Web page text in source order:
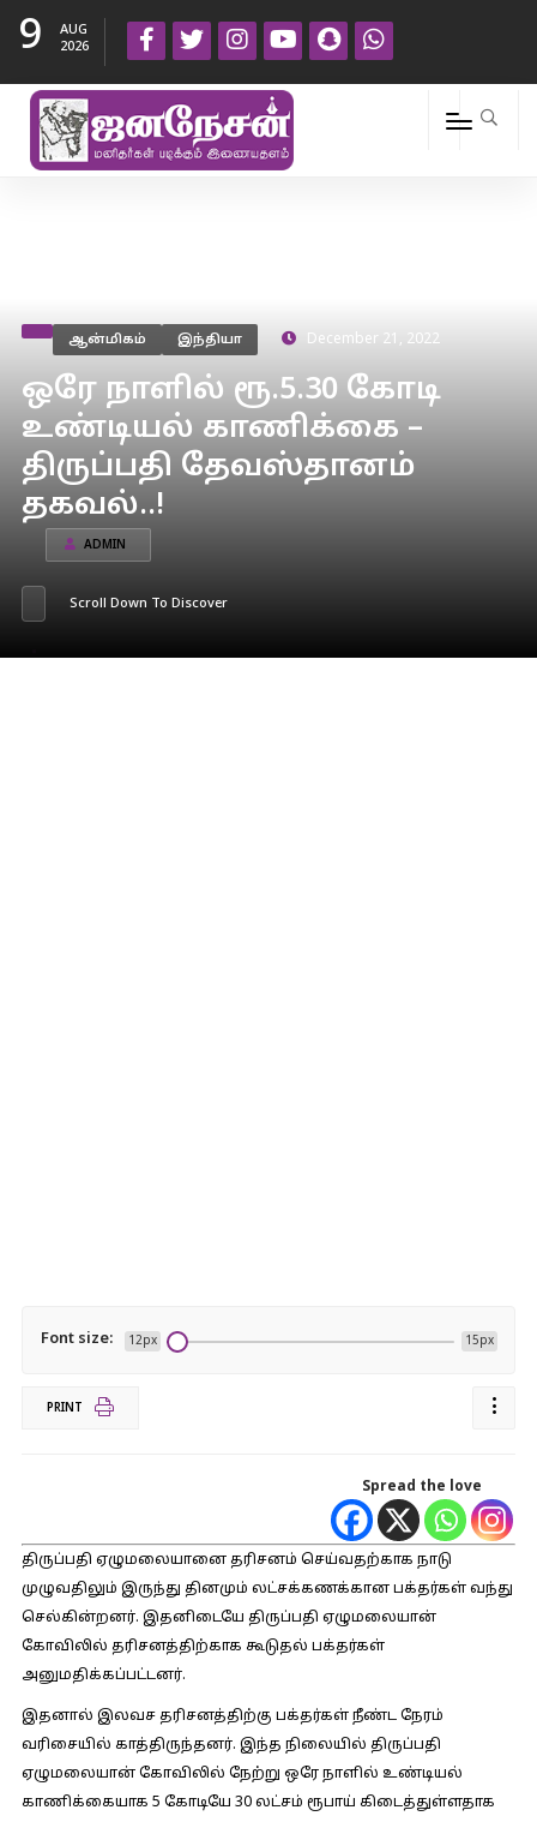
9
AUG
2026
ஆன்மிகம் இந்தியா December 21, 2022
ஒரே நாளில் ரூ.5.30 கோடி
உண்டியல் காணிக்கை –
திருப்பதி தேவஸ்தானம்
தகவல்..!
ADMIN
Scroll Down To Discover
Font size: 12px 15px
PRINT
Spread the love
திருப்பதி ஏழுமலையானை தரிசனம் செய்வதற்காக நாடு
முழுவதிலும் இருந்து தினமும் லட்சக்கணக்கான பக்தர்கள் வந்து
செல்கின்றனர். இதனிடையே திருப்பதி ஏழுமலையான்
கோவிலில் தரிசனத்திற்காக கூடுதல் பக்தர்கள்
அனுமதிக்கப்பட்டனர்.
இதனால் இலவச தரிசனத்திற்கு பக்தர்கள் நீண்ட நேரம்
வரிசையில் காத்திருந்தனர். இந்த நிலையில் திருப்பதி
ஏழுமலையான் கோவிலில் நேற்று ஒரே நாளில் உண்டியல்
காணிக்கையாக 5 கோடியே 30 லட்சம் ரூபாய் கிடைத்துள்ளதாக